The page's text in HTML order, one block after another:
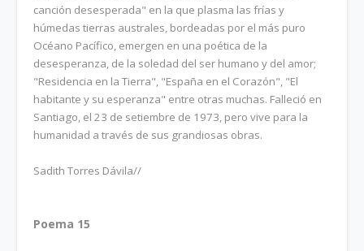
canción desesperada" en la que plasma las frías y
húmedas tierras australes, bordeadas por el más puro
Océano Pacífico, emergen en una poética de la
desesperanza, de la soledad del ser humano y del amor;
"Residencia en la Tierra", "España en el Corazón", "El
habitante y su esperanza" entre otras muchas. Falleció en
Santiago, el 23 de setiembre de 1973, pero vive para la
humanidad a través de sus grandiosas obras.
Sadith Torres Dávila//
Poema 15